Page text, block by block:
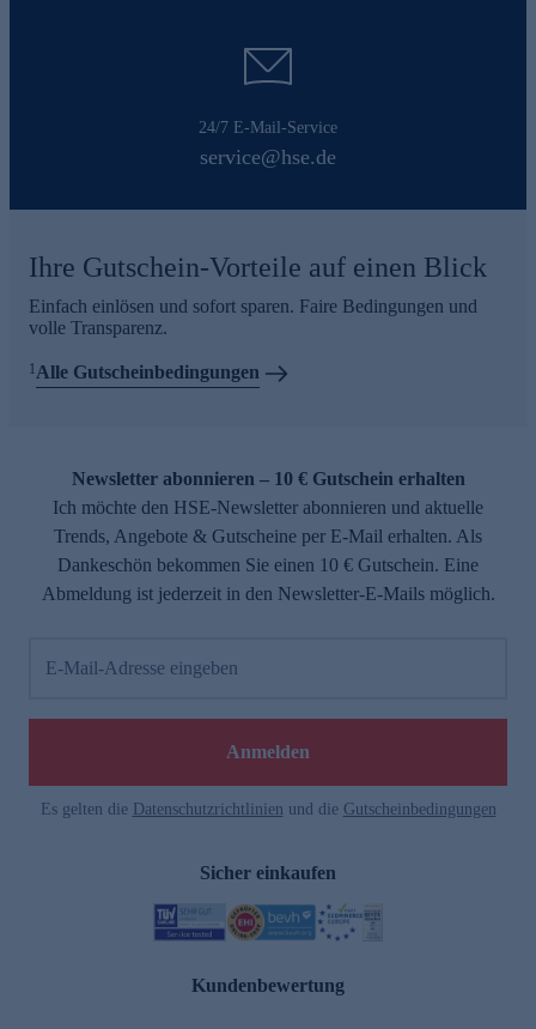
24/7 E-Mail-Service
service@hse.de
Ihre Gutschein-Vorteile auf einen Blick
Einfach einlösen und sofort sparen. Faire Bedingungen und
volle Transparenz.
1 Alle Gutscheinbedingungen
Newsletter abonnieren – 10 € Gutschein erhalten
Ich möchte den HSE-Newsletter abonnieren und aktuelle
Trends, Angebote & Gutscheine per E-Mail erhalten. Als
Dankeschön bekommen Sie einen 10 € Gutschein. Eine
Abmeldung ist jederzeit in den Newsletter-E-Mails möglich.
E-Mail-Adresse eingeben
Anmelden
Es gelten die Datenschutzrichtlinien und die Gutscheinbedingungen
Sicher einkaufen
Kundenbewertung